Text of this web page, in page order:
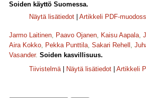
Soiden käyttö Suomessa.
Näytä lisätiedot
Artikkeli PDF-
Jarmo Laitinen, Paavo Ojanen, Kaisu Aapala,
Aira Kokko, Pekka Punttila, Sakari Rehell ,
Vasander. Soiden kasvillisuus.
Tiivistelmä| Näytä lisätiedot Artikkeli